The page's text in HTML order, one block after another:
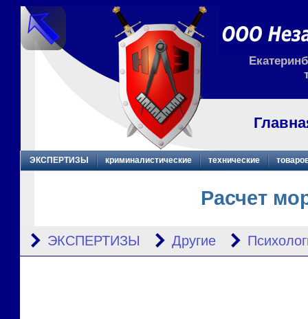
ЭКСПЕРТИЗЫ криминалистические технические
Расчет
ЭКСПЕРТИЗЫ Другие